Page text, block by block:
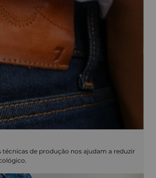
técnicas de produção nos ajudam a reduzir